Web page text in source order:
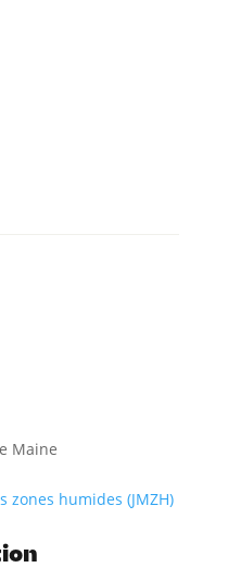
Maine
zones humides (JMZH)